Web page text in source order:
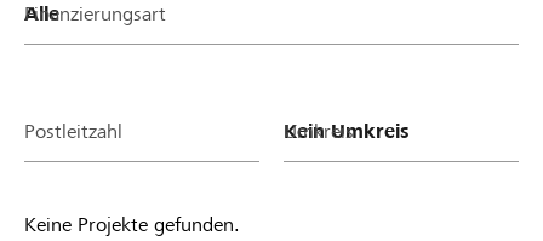
Finanzierungsart
Postleitzahl Umkreis
Keine Projekte gefunden.